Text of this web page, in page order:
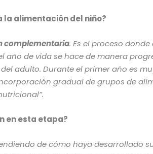
la alimentación del niño?
complementaria. Es el proceso
año de vida se hace de manera
adulto. Durante el primer año es
gradual de grupos de
en esta etapa?
de cómo haya desarrollado